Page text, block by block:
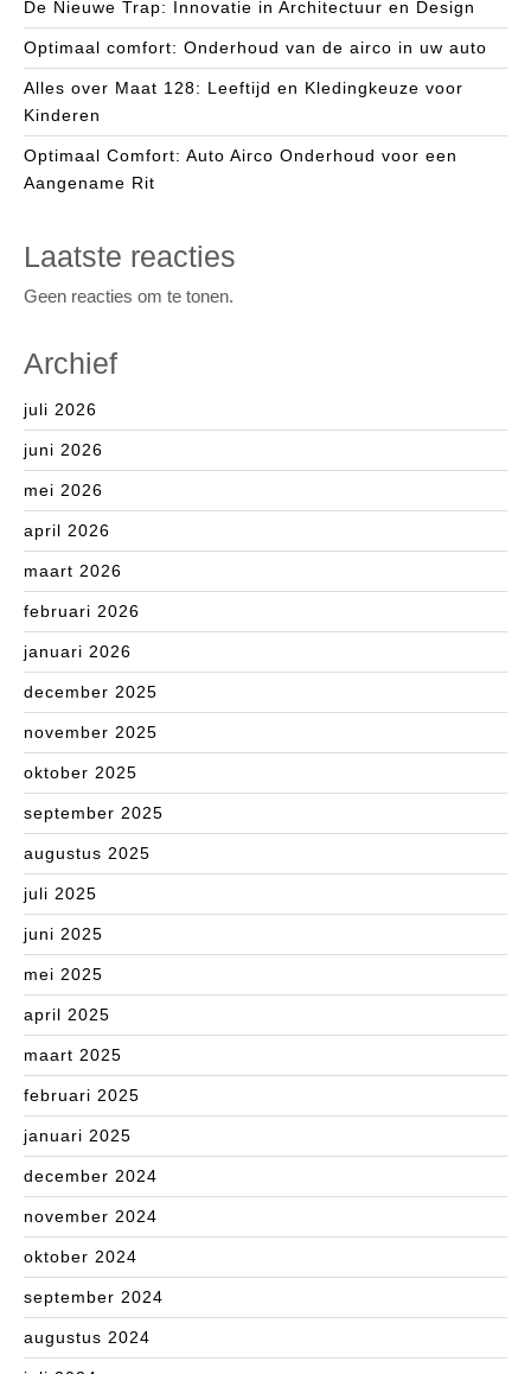
De Nieuwe Trap: Innovatie in Architectuur en Design
Optimaal comfort: Onderhoud van de airco in uw auto
Alles over Maat 128: Leeftijd en Kledingkeuze voor
Kinderen
Optimaal Comfort: Auto Airco Onderhoud voor een
Aangename Rit
Laatste reacties
Geen reacties om te tonen.
Archief
juli 2026
juni 2026
mei 2026
april 2026
maart 2026
februari 2026
januari 2026
december 2025
november 2025
oktober 2025
september 2025
augustus 2025
juli 2025
juni 2025
mei 2025
april 2025
maart 2025
februari 2025
januari 2025
december 2024
november 2024
oktober 2024
september 2024
augustus 2024